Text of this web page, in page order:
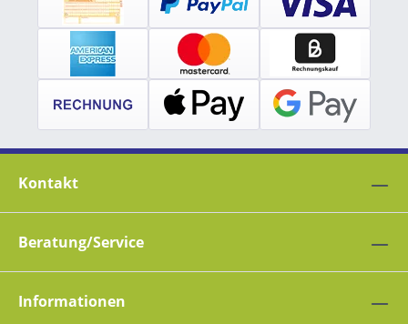
Kontakt
Beratung/Service
Informationen